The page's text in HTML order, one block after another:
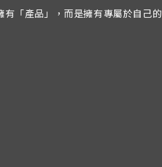
「產品」，而是擁有專屬於自己的